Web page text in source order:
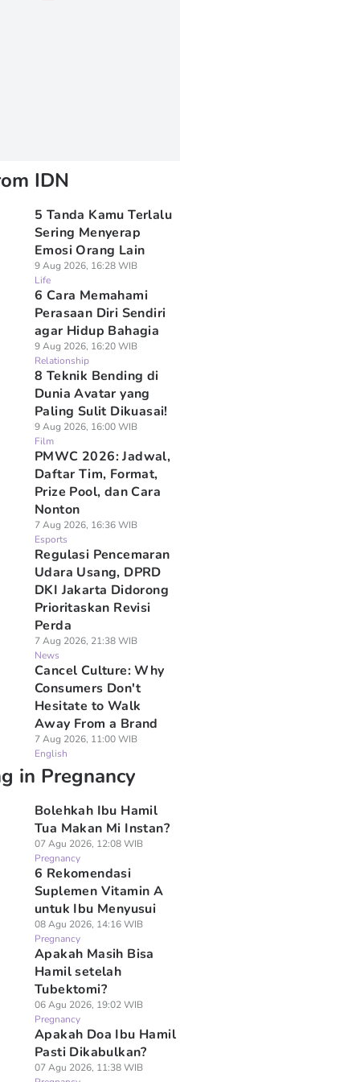
IDN
5 Tanda Kamu Terlalu
Sering Menyerap
Emosi Orang Lain
9 Aug 2026, 16:28 WIB
Life
6 Cara Memahami
Perasaan Diri Sendiri
agar Hidup Bahagia
9 Aug 2026, 16:20 WIB
Relationship
8 Teknik Bending di
Dunia Avatar yang
Paling Sulit Dikuasai!
9 Aug 2026, 16:00 WIB
Film
PMWC 2026: Jadwal,
Daftar Tim, Format,
Prize Pool, dan Cara
Nonton
7 Aug 2026, 16:36 WIB
Esports
Regulasi Pencemaran
Udara Usang, DPRD
DKI Jakarta Didorong
Prioritaskan Revisi
Perda
7 Aug 2026, 21:38 WIB
News
Cancel Culture: Why
Consumers Don't
Hesitate to Walk
Away From a Brand
7 Aug 2026, 11:00 WIB
English
in Pregnancy
Bolehkah Ibu Hamil
Tua Makan Mi Instan?
07 Agu 2026, 12:08 WIB
Pregnancy
6 Rekomendasi
Suplemen Vitamin A
untuk Ibu Menyusui
08 Agu 2026, 14:16 WIB
Pregnancy
Apakah Masih Bisa
Hamil setelah
Tubektomi?
06 Agu 2026, 19:02 WIB
Pregnancy
Apakah Doa Ibu Hamil
Pasti Dikabulkan?
07 Agu 2026, 11:38 WIB